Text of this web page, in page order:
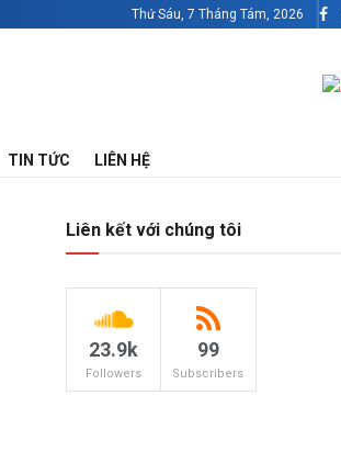
Thứ Sáu, 7 Tháng Tám, 2026
TIN TỨC LIÊN HỆ
Liên kết với chúng tôi
23.9k
Followers
99
Subscribers